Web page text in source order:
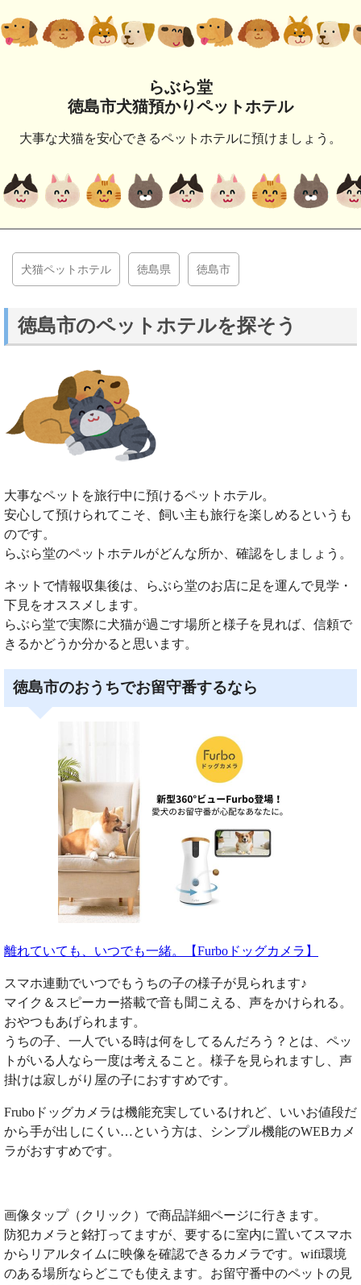
らぶら堂
徳島市犬猫預かりペットホテル
大事な犬猫を安心できるペットホテルに預けましょう。
犬猫ペットホテル 徳島県 徳島市
徳島市のペットホテルを探そう
大事なペットを旅行中に預けるペットホテル。
安心して預けられてこそ、飼い主も旅行を楽しめるというも
のです。
らぶら堂のペットホテルがどんな所か、確認をしましょう。
ネットで情報収集後は、らぶら堂のお店に足を運んで見学・
下見をオススメします。
らぶら堂で実際に犬猫が過ごす場所と様子を見れば、信頼で
きるかどうか分かると思います。
徳島市のおうちでお留守番するなら
離れていても、いつでも一緒。【Furboドッグカメラ】
スマホ連動でいつでもうちの子の様子が見られます♪
マイク＆スピーカー搭載で音も聞こえる、声をかけられる。
おやつもあげられます。
うちの子、一人でいる時は何をしてるんだろう？とは、ペッ
トがいる人なら一度は考えること。様子を見られますし、声
掛けは寂しがり屋の子におすすめです。
Fruboドッグカメラは機能充実しているけれど、いいお値段だ
から手が出しにくい…という方は、シンプル機能のWEBカメ
ラがおすすめです。
画像タップ（クリック）で商品詳細ページに行きます。
防犯カメラと銘打ってますが、要するに室内に置いてスマホ
からリアルタイムに映像を確認できるカメラです。wifi環境
のある場所ならどこでも使えます。お留守番中のペットの見